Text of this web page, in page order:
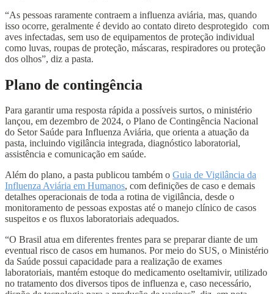
“As pessoas raramente contraem a influenza aviária, mas, quando
isso ocorre, geralmente é devido ao contato direto desprotegido com
aves infectadas, sem uso de equipamentos de proteção individual
como luvas, roupas de proteção, máscaras, respiradores ou proteção
dos olhos”, diz a pasta.
Plano de contingência
Para garantir uma resposta rápida a possíveis surtos, o ministério
lançou, em dezembro de 2024, o Plano de Contingência Nacional
do Setor Saúde para Influenza Aviária, que orienta a atuação da
pasta, incluindo vigilância integrada, diagnóstico laboratorial,
assistência e comunicação em saúde.
Além do plano, a pasta publicou também o Guia de Vigilância da
Influenza Aviária em Humanos, com definições de caso e demais
detalhes operacionais de toda a rotina de vigilância, desde o
monitoramento de pessoas expostas até o manejo clínico de casos
suspeitos e os fluxos laboratoriais adequados.
“O Brasil atua em diferentes frentes para se preparar diante de um
eventual risco de casos em humanos. Por meio do SUS, o Ministério
da Saúde possui capacidade para a realização de exames
laboratoriais, mantém estoque do medicamento oseltamivir, utilizado
no tratamento dos diversos tipos de influenza e, caso necessário,